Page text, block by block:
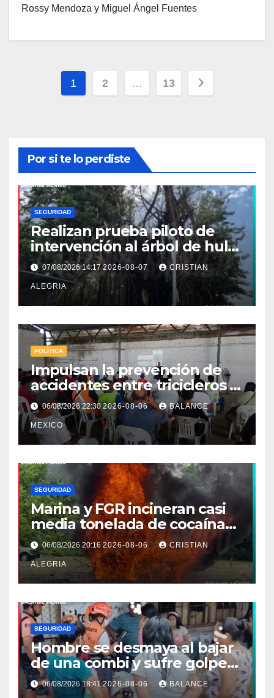
Rossy Mendoza y Miguel Ángel Fuentes
Paginación
1 2 … 13
Por si te lo perdiste
SEGURIDAD
Realizan prueba piloto de
intervención al árbol de hule
en Tapachula
07/08/2026 14:172026-08-07 CRISTIAN
ALEGRIA
POLÍTICA
Impulsan la prevención de
accidentes entre tricicleros y
mototriciclistas de Tapachula
06/08/2026 22:302026-08-06 BALANCE
MEXICO
SEGURIDAD
Marina y FGR incineran casi
media tonelada de cocaína
asegurada frente a las costas
de Chiapas
06/08/2026 20:16 2026-08-06 CRISTIAN
ALEGRIA
SEGURIDAD
Hombre se desmaya al bajar
de una combi y sufre golpe
en la cabeza en Tapachula
06/08/2026 18:412026-08-06 BALANCE